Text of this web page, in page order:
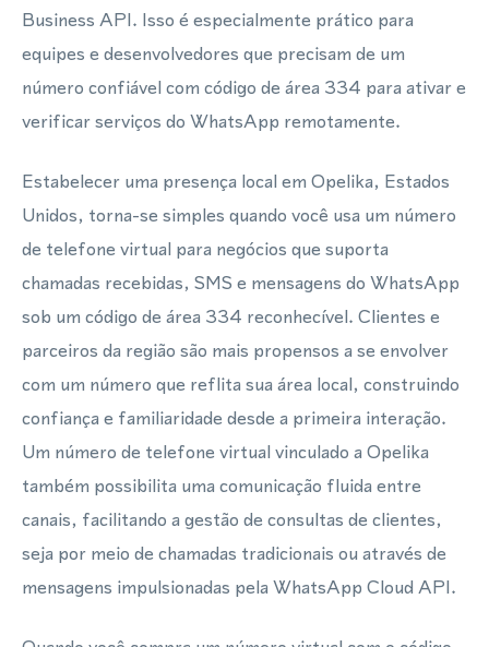
Business API. Isso é especialmente prático para
equipes e desenvolvedores que precisam de um
número confiável com código de área 334 para ativar e
verificar serviços do WhatsApp remotamente.
Estabelecer uma presença local em Opelika, Estados
Unidos, torna-se simples quando você usa um número
de telefone virtual para negócios que suporta
chamadas recebidas, SMS e mensagens do WhatsApp
sob um código de área 334 reconhecível. Clientes e
parceiros da região são mais propensos a se envolver
com um número que reflita sua área local, construindo
confiança e familiaridade desde a primeira interação.
Um número de telefone virtual vinculado a Opelika
também possibilita uma comunicação fluida entre
canais, facilitando a gestão de consultas de clientes,
seja por meio de chamadas tradicionais ou através de
mensagens impulsionadas pela WhatsApp Cloud API.